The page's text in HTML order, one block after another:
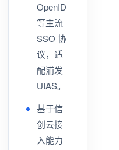
OpenID
等主流
SSO 协
议，适
配浦发
UIAS。
基于信
创云接
入能力